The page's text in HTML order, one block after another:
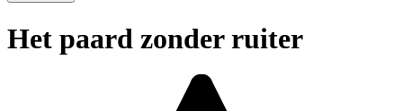
Het paard zonder ruiter